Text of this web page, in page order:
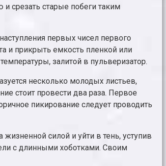
срезать старые побеги таким
первых чисел первого
и прикрыть емкость пленкой или
залитой в пульверизатор.
несколько молодых листьев,
стоит провести два раза. Первое
пикирование следует проводить
силой и уйти в тень, уступив
с длинными хоботками. Своим